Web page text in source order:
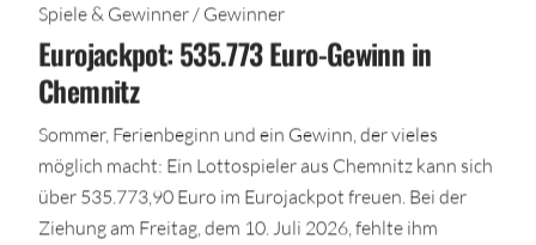
Spiele & Gewinner / Gewinner
Eurojackpot: 535.773 Euro-Gewinn in
Chemnitz
Sommer, Ferienbeginn und ein Gewinn, der vieles
möglich macht: Ein Lottospieler aus Chemnitz kann sich
über 535.773,90 Euro im Eurojackpot freuen. Bei der
Ziehung am Freitag, dem 10. Juli 2026, fehlte ihm